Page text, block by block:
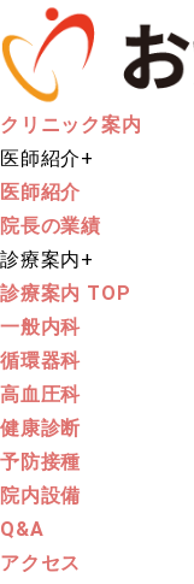
クリニック案内
医師紹介+
医師紹介
院長の業績
診療案内+
診療案内 TOP
一般内科
循環器科
高血圧科
健康診断
予防接種
院内設備
Q&A
アクセス